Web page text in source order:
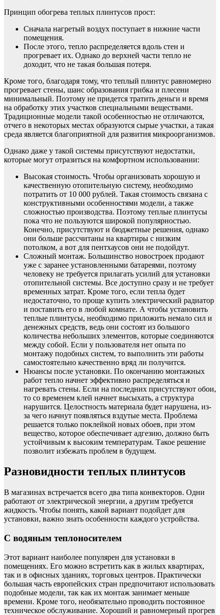
Принцип обогрева теплых плинтусов прост:
Сначала нагретый воздух поступает в нижние части
помещения.
После этого, тепло распределяется вдоль стен и
прогревает их. Однако до верхней части тепло не
доходит, что не такая большая потеря.
Кроме того, благодаря тому, что теплый плинтус равномерно
прогревает стены, шанс образования грибка и плесени
минимальный. Поэтому не придется тратить деньги и время
на обработку этих участков специальными веществами.
Традиционные модели такой особенностью не отличаются,
отчего в некоторых местах образуются сырые участки, а такая
среда является благоприятной для развития микроорганизмов.
Однако даже у такой системы присутствуют недостатки,
которые могут отразиться на комфортном использовании:
Высокая стоимость. Чтобы организовать хорошую и
качественную отопительную систему, необходимо
потратить от 10 000 рублей. Такая стоимость связана с
конструктивными особенностями модели, а также
сложностью производства. Поэтому теплые плинтусы
пока что не пользуются широкой популярностью.
Конечно, присутствуют и бюджетные решения, однако
они больше рассчитаны на квартиры с низким
потолком, а вот для пентхаусов они не подойдут.
Сложный монтаж. Большинство новостроек продают
уже с заранее установленными батареями, поэтому
человеку не требуется прилагать усилий для установки
отопительной системы. Все доступно сразу и не требует
временных затрат. Кроме того, если тепла будет
недостаточно, то проще купить электрический радиатор
и поставить его в любой комнате. А чтобы установить
теплые плинтусы, необходимо приложить немало сил и
денежных средств, ведь они состоят из большого
количества небольших элементов, которые соединяются
между собой. Если у пользователя нет опыта по
монтажу подобных систем, то выполнить эти работы
самостоятельно качественно вряд ли получится.
Нюансы после установки. По окончанию монтажных
работ тепло начнет эффективно распределяться и
нагревать стены. Если на последних присутствуют обои,
то со временем клей начнет высыхать, а структура
нарушится. Целостность материала будет нарушена, из-
за чего начнут появляться вздутые места. Проблема
решается только поклейкой новых обоев, при этом
вещество, которое обеспечивает адгезию, должно быть
устойчивым к высоким температурам. Такое решение
позволит избежать проблем в будущем.
Разновидности теплых плинтусов
В магазинах встречается всего два типа конвекторов. Одни
работают от электрической энергии, а другим требуется
жидкость. Чтобы понять, какой вариант подойдет для
установки, важно знать особенности каждого устройства.
С водяным теплоносителем
Этот вариант наиболее популярен для установки в
помещениях. Его можно встретить как в жилых квартирах,
так и в офисных зданиях, торговых центров. Практически
большая часть европейских стран предпочитают использовать
подобные модели, так как их монтаж занимает меньше
времени. Кроме того, необязательно проводить постоянное
техническое обслуживание. Хороший и равномерный прогрев